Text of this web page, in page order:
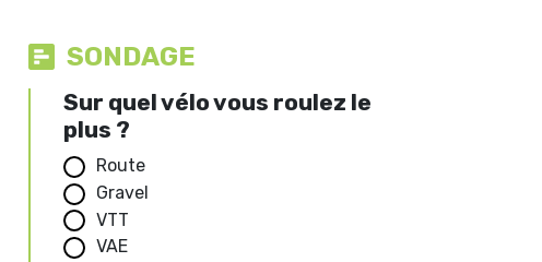
SONDAGE
Sur quel vélo vous roulez le
plus ?
Route
Gravel
VTT
VAE